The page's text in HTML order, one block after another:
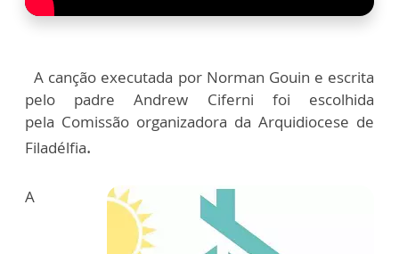
A canção executada por Norman Gouin e escrita
pelo padre Andrew Ciferni foi escolhida
pela Comissão organizadora da Arquidiocese de
Filadélfia.
A